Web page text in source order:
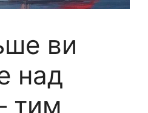
ви
над
тим